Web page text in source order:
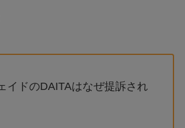
イドのDAITAはなぜ提訴され